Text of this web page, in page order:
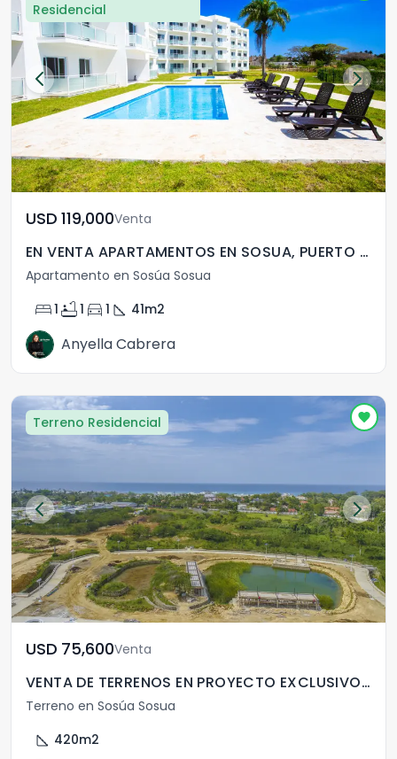
Residencial
USD	119,000Venta
EN VENTA APARTAMENTOS EN SOSUA, PUERTO PLATA , R.D
Apartamento en Sosúa Sosua
bed1 bathtub1 directions_car 1 square_foot 41m2
Anyella Cabrera
Terreno Residencial
USD	75,600Venta
VENTA DE TERRENOS EN PROYECTO EXCLUSIVO EN PUERTO PLATA
Terreno en Sosúa Sosua
square_foot 420m2